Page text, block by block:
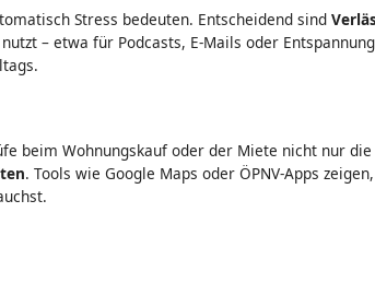
Stress bedeuten. Entscheidend sind
– etwa für Podcasts, E-Mails oder
beim Wohnungskauf oder der Miete nicht nur die
. Tools wie Google Maps oder ÖPNV-Apps